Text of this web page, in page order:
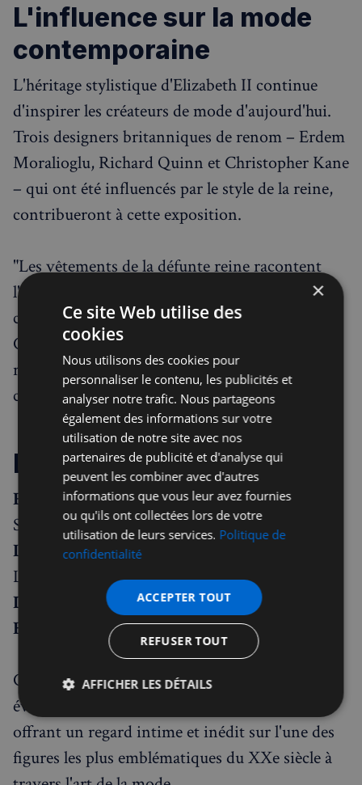
L'influence sur la mode
contemporaine
L'héritage stylistique d'Elizabeth II continue
d'inspirer les créateurs de mode d'aujourd'hui.
Trois designers britanniques de renom – Erdem
Moralioglu, Richard Quinn et Christopher Kane
– qui ont été influencés par le style de la reine,
contribueront à cette exposition.
"Les vêtements de la défunte reine racontent
l'histoire de la Grande-Bretagne et de l'identité
changeante du pays à travers la mode", estime
Christopher Kane, illustrant comment la garde-
robe royale reflète l'évolution sociale et
culturelle du Royaume-Uni sur sept décennies.
Informations pratiques
Exposition :"Queen Elizabeth II: Her Life in
Style"
Lieu :
Galerie du roi, Palais de Buckingham,
Londres
Dates :
10 avril – 18 octobre 2026
Billets :
En vente dès maintenant
Cette exposition s'annonce comme un
événement culturel majeur à Londres en 2026,
offrant un regard intime et inédit sur l'une des
figures les plus emblématiques du XXe siècle à
×
Ce site Web utilise des
cookies
Nous utilisons des cookies pour
personnaliser le contenu, les publicités et
analyser notre trafic. Nous partageons
également des informations sur votre
utilisation de notre site avec nos
partenaires de publicité et d'analyse qui
peuvent les combiner avec d'autres
informations que vous leur avez fournies
ou qu'ils ont collectées lors de votre
utilisation de leurs services. Politique de
confidentialité
ACCEPTER TOUT
REFUSER TOUT
AFFICHER LES DÉTAILS
Strictement
nécessaires
Performance Ciblage